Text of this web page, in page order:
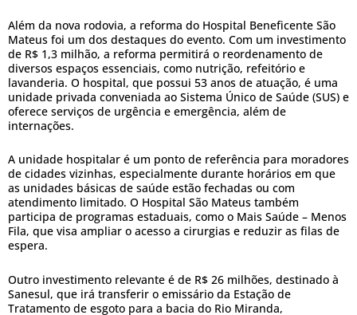
Além da nova rodovia, a reforma do Hospital Beneficente São
Mateus foi um dos destaques do evento. Com um investimento
de R$ 1,3 milhão, a reforma permitirá o reordenamento de
diversos espaços essenciais, como nutrição, refeitório e
lavanderia. O hospital, que possui 53 anos de atuação, é uma
unidade privada conveniada ao Sistema Único de Saúde (SUS) e
oferece serviços de urgência e emergência, além de
internações.
A unidade hospitalar é um ponto de referência para moradores
de cidades vizinhas, especialmente durante horários em que
as unidades básicas de saúde estão fechadas ou com
atendimento limitado. O Hospital São Mateus também
participa de programas estaduais, como o Mais Saúde – Menos
Fila, que visa ampliar o acesso a cirurgias e reduzir as filas de
espera.
Outro investimento relevante é de R$ 26 milhões, destinado à
Sanesul, que irá transferir o emissário da Estação de
Tratamento de esgoto para a bacia do Rio Miranda,